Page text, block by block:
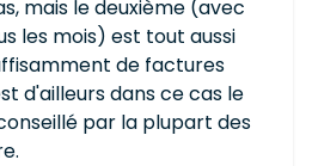
mais le deuxième (avec
les mois) est tout aussi
de factures
d'ailleurs dans ce cas le
par la plupart des